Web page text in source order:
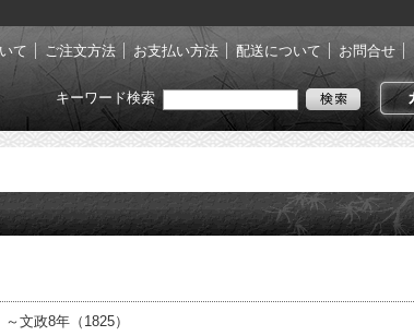
て ご注文方法 お支払い方法 配送について お問合せ
キーワード検索
文政8年（1825）